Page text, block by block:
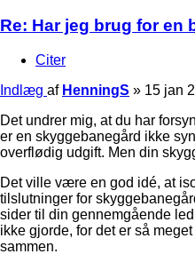
Re: Har jeg brug for en
Citer
Indlæg af HenningS » 15 jan
Det undrer mig, at du har
er en skyggebanegård ikke
overflødig udgift. Men din
Det ville være en god idé, at
tilslutninger for
sider til din gennemgående
ikke gjorde, for det er så
sammen.